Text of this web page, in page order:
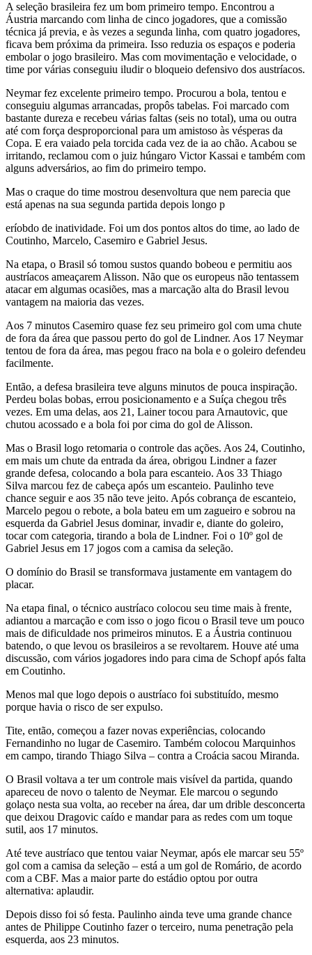
A seleção brasileira fez um bom primeiro tempo. Encontrou a
Áustria marcando com linha de cinco jogadores, que a comissão
técnica já previa, e às vezes a segunda linha, com quatro jogadores,
ficava bem próxima da primeira. Isso reduzia os espaços e poderia
embolar o jogo brasileiro. Mas com movimentação e velocidade, o
time por várias conseguiu iludir o bloqueio defensivo dos austríacos.
Neymar fez excelente primeiro tempo. Procurou a bola, tentou e
conseguiu algumas arrancadas, propôs tabelas. Foi marcado com
bastante dureza e recebeu várias faltas (seis no total), uma ou outra
até com força desproporcional para um amistoso às vésperas da
Copa. E era vaiado pela torcida cada vez de ia ao chão. Acabou se
irritando, reclamou com o juiz húngaro Victor Kassai e também com
alguns adversários, ao fim do primeiro tempo.
Mas o craque do time mostrou desenvoltura que nem parecia que
está apenas na sua segunda partida depois longo p
eríobdo de inatividade. Foi um dos pontos altos do time, ao lado de
Coutinho, Marcelo, Casemiro e Gabriel Jesus.
Na etapa, o Brasil só tomou sustos quando bobeou e permitiu aos
austríacos ameaçarem Alisson. Não que os europeus não tentassem
atacar em algumas ocasiões, mas a marcação alta do Brasil levou
vantagem na maioria das vezes.
Aos 7 minutos Casemiro quase fez seu primeiro gol com uma chute
de fora da área que passou perto do gol de Lindner. Aos 17 Neymar
tentou de fora da área, mas pegou fraco na bola e o goleiro defendeu
facilmente.
Então, a defesa brasileira teve alguns minutos de pouca inspiração.
Perdeu bolas bobas, errou posicionamento e a Suíça chegou três
vezes. Em uma delas, aos 21, Lainer tocou para Arnautovic, que
chutou acossado e a bola foi por cima do gol de Alisson.
Mas o Brasil logo retomaria o controle das ações. Aos 24, Coutinho,
em mais um chute da entrada da área, obrigou Lindner a fazer
grande defesa, colocando a bola para escanteio. Aos 33 Thiago
Silva marcou fez de cabeça após um escanteio. Paulinho teve
chance seguir e aos 35 não teve jeito. Após cobrança de escanteio,
Marcelo pegou o rebote, a bola bateu em um zagueiro e sobrou na
esquerda da Gabriel Jesus dominar, invadir e, diante do goleiro,
tocar com categoria, tirando a bola de Lindner. Foi o 10º gol de
Gabriel Jesus em 17 jogos com a camisa da seleção.
O domínio do Brasil se transformava justamente em vantagem do
placar.
Na etapa final, o técnico austríaco colocou seu time mais à frente,
adiantou a marcação e com isso o jogo ficou o Brasil teve um pouco
mais de dificuldade nos primeiros minutos. E a Áustria continuou
batendo, o que levou os brasileiros a se revoltarem. Houve até uma
discussão, com vários jogadores indo para cima de Schopf após falta
em Coutinho.
Menos mal que logo depois o austríaco foi substituído, mesmo
porque havia o risco de ser expulso.
Tite, então, começou a fazer novas experiências, colocando
Fernandinho no lugar de Casemiro. Também colocou Marquinhos
em campo, tirando Thiago Silva – contra a Croácia sacou Miranda.
O Brasil voltava a ter um controle mais visível da partida, quando
apareceu de novo o talento de Neymar. Ele marcou o segundo
golaço nesta sua volta, ao receber na área, dar um drible desconcerta
que deixou Dragovic caído e mandar para as redes com um toque
sutil, aos 17 minutos.
Até teve austríaco que tentou vaiar Neymar, após ele marcar seu 55º
gol com a camisa da seleção – está a um gol de Romário, de acordo
com a CBF. Mas a maior parte do estádio optou por outra
alternativa: aplaudir.
Depois disso foi só festa. Paulinho ainda teve uma grande chance
antes de Philippe Coutinho fazer o terceiro, numa penetração pela
esquerda, aos 23 minutos.